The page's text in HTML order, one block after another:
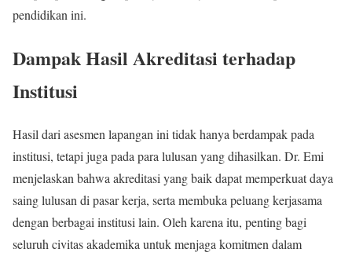
pendidikan ini.
Dampak Hasil Akreditasi terhadap
Institusi
Hasil dari asesmen lapangan ini tidak hanya berdampak pada
institusi, tetapi juga pada para lulusan yang dihasilkan. Dr. Emi
menjelaskan bahwa akreditasi yang baik dapat memperkuat daya
saing lulusan di pasar kerja, serta membuka peluang kerjasama
dengan berbagai institusi lain. Oleh karena itu, penting bagi
seluruh civitas akademika untuk menjaga komitmen dalam